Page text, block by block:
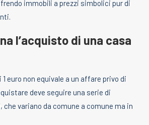
immobili a prezzi simbolici pur di
l’acquisto di una casa
euro non equivale a un affare privo di
deve seguire una serie di
variano da comune a comune ma in